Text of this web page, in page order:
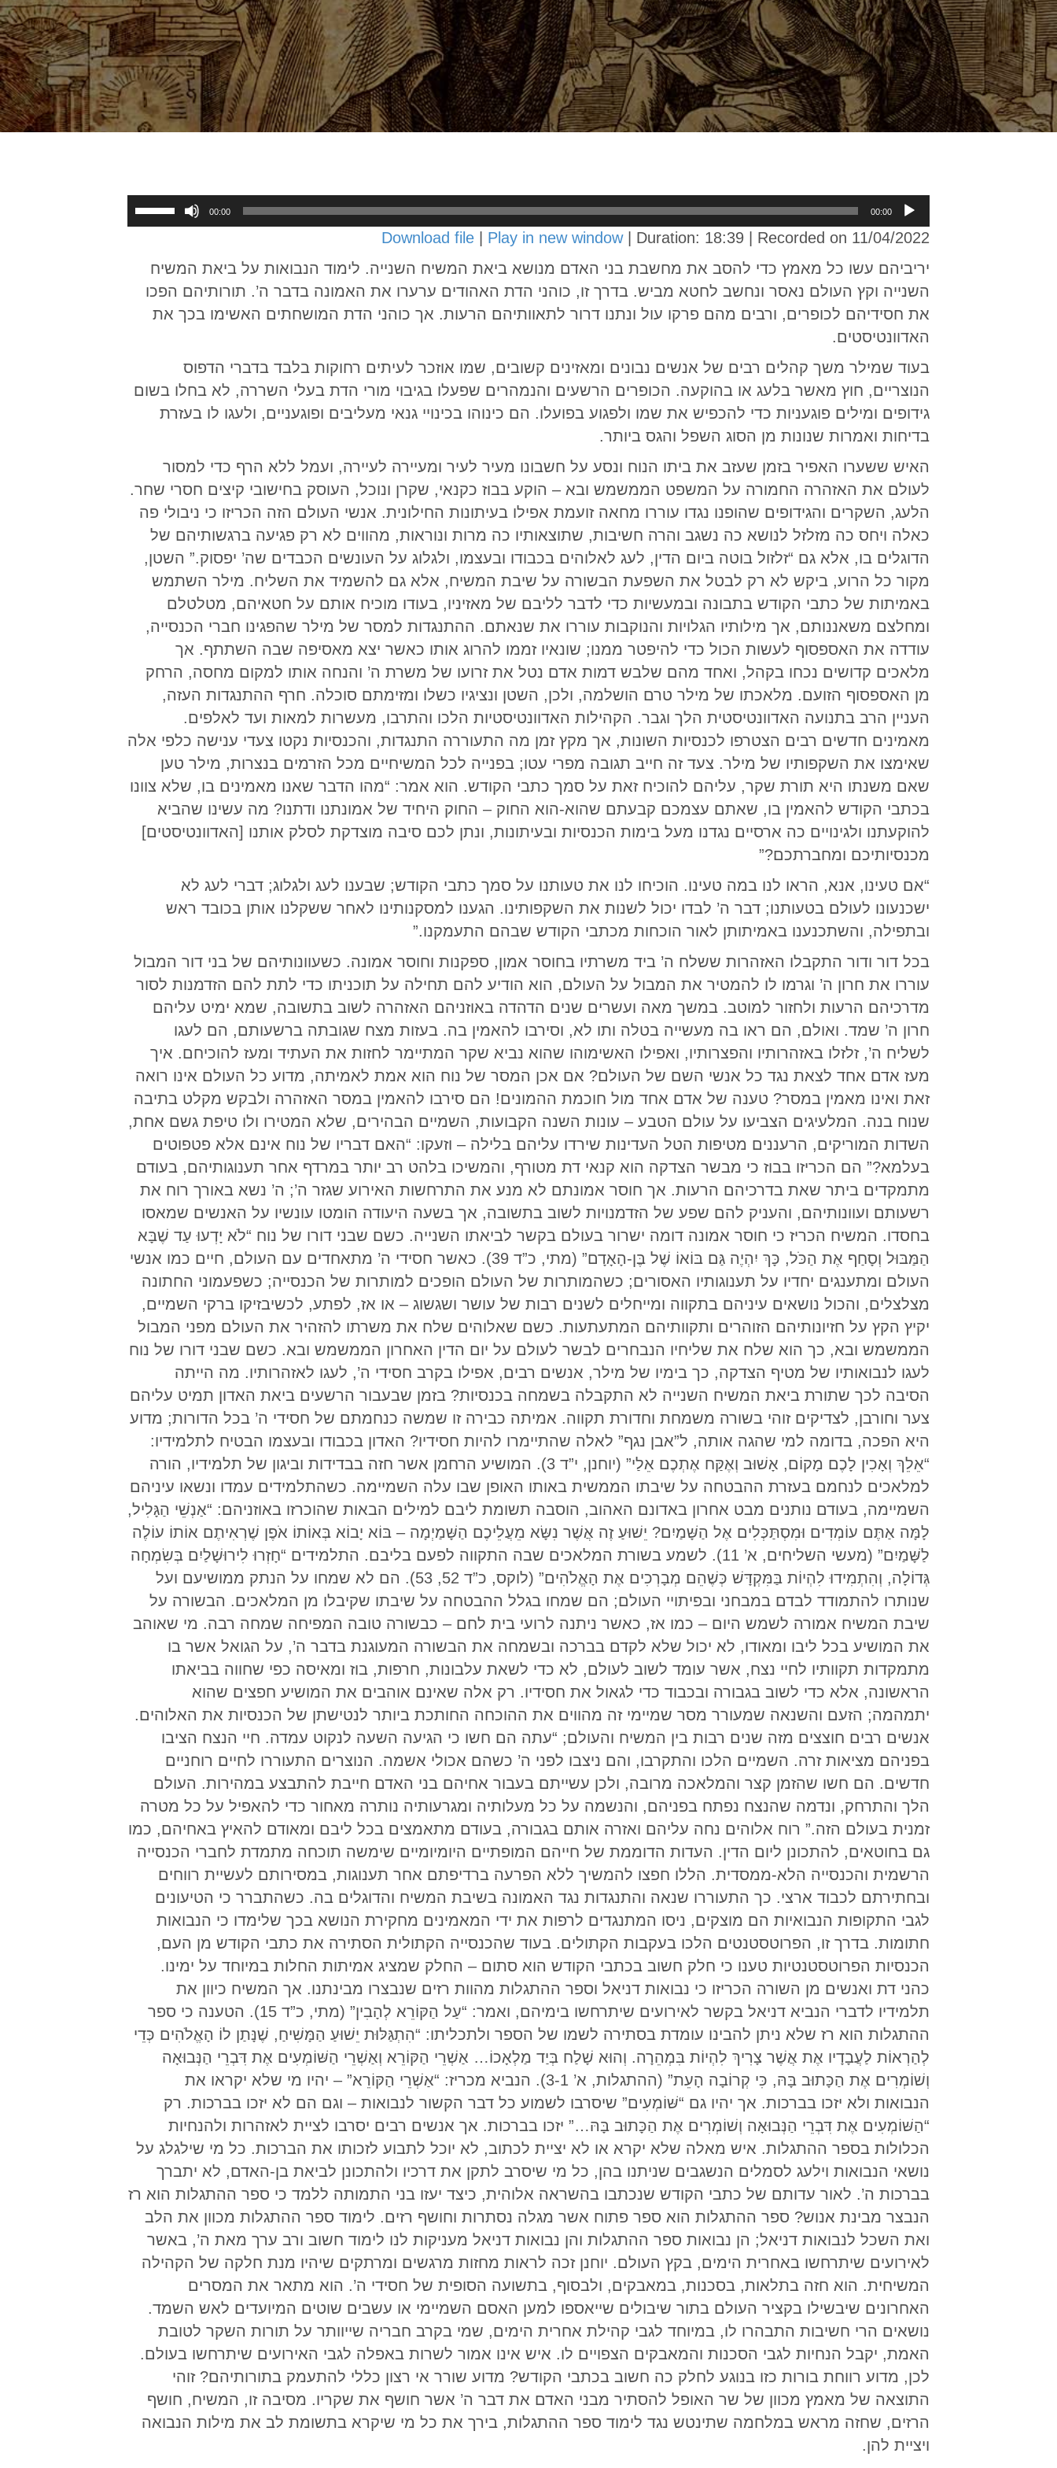
Audio
Player
00:00
00:00
Use
Up/Down
volume.
Download file Play in new window| Duration: 18:39
Recorded on 11/04/2022
יריביהם עשו כל מאמץ כדי להסב את מחשבת בני האדם מנושא ביאת המשיח השנייה. לימוד הנבואות על ביאת המשיח
השנייה וקץ העולם נאסר ונחשב לחטא מביש. בדרך זו, כוהני הדת האהודים ערערו את האמונה בדבר ה’. תורותיהם הפכו
את חסידיהם לכופרים, ורבים מהם פרקו עול ונתנו דרור לתאוותיהם הרעות. אך כוהני הדת המושחתים האשימו בכך את
האדוונטיסטים.
בעוד שמילר משך קהלים רבים של אנשים נבונים ומאזינים קשובים, שמו אוזכר לעיתים רחוקות בלבד בדברי הדפוס
הנוצריים, חוץ מאשר בלעג או בהוקעה. הכופרים הרשעים והנמהרים שפעלו בגיבוי מורי הדת בעלי השררה, לא בחלו בשום
גידופים ומילים פוגעניות כדי להכפיש את שמו ולפגוע בפועלו. הם כינוהו בכינויי גנאי מעליבים ופוגעניים, ולעגו לו בעזרת
בדיחות ואמרות שנונות מן הסוג השפל והגס ביותר.
האיש ששערו האפיר בזמן שעזב את ביתו הנוח ונסע על חשבונו מעיר לעיר ומעיירה לעיירה, ועמל ללא הרף כדי למסור
לעולם את האזהרה החמורה על המשפט הממשמש ובא – הוקע בבוז כקנאי, שקרן ונוכל, העוסק בחישובי קיצים חסרי שחר.
הלעג, השקרים והגידופים שהופנו נגדו עוררו מחאה זועמת אפילו בעיתונות החילונית. אנשי העולם הזה הכריזו כי ניבולי פה
כאלה ויחס כה מזלזל לנושא כה נשגב והרה חשיבות, שתוצאותיו כה מרות ונוראות, מהווים לא רק פגיעה ברגשותיהם של
הדוגלים בו, אלא גם “זלזול בוטה ביום הדין, לעג לאלוהים בכבודו ובעצמו, ולגלוג על העונשים הכבדים שה’ יפסוק.” השטן,
מקור כל הרוע, ביקש לא רק לבטל את השפעת הבשורה על שיבת המשיח, אלא גם להשמיד את השליח. מילר השתמש
באמיתות של כתבי הקודש בתבונה ובמעשיות כדי לדבר לליבם של מאזיניו, בעודו מוכיח אותם על חטאיהם, מטלטלם
ומחלצם משאננותם, אך מילותיו הגלויות והנוקבות עוררו את שנאתם. ההתנגדות למסר של מילר שהפגינו חברי הכנסייה,
עודדה את האספסוף לעשות הכול כדי להיפטר ממנו; שונאיו זממו להרוג אותו כאשר יצא מאסיפה שבה השתתף. אך
מלאכים קדושים נכחו בקהל, ואחד מהם שלבש דמות אדם נטל את זרועו של משרת ה’ והנחה אותו למקום מחסה, הרחק
מן האספסוף הזועם. מלאכתו של מילר טרם הושלמה, ולכן, השטן ונציגיו כשלו ומזימתם סוכלה. חרף ההתנגדות העזה,
העניין הרב בתנועה האדוונטיסטית הלך וגבר. הקהילות האדוונטיסטיות הלכו והתרבו, מעשרות למאות ועד לאלפים.
מאמינים חדשים רבים הצטרפו לכנסיות השונות, אך מקץ זמן מה התעוררה התנגדות, והכנסיות נקטו צעדי ענישה כלפי אלה
שאימצו את השקפותיו של מילר. צעד זה חייב תגובה מפרי עטו; בפנייה לכל המשיחיים מכל הזרמים בנצרות, מילר טען
שאם משנתו היא תורת שקר, עליהם להוכיח זאת על סמך כתבי הקודש. הוא אמר: “מהו הדבר שאנו מאמינים בו, שלא צוונו
בכתבי הקודש להאמין בו, שאתם עצמכם קבעתם שהוא-הוא החוק – החוק היחיד של אמונתנו ודתנו? מה עשינו שהביא
להוקעתנו ולגינויים כה ארסיים נגדנו מעל בימות הכנסיות ובעיתונות, ונתן לכם סיבה מוצדקת לסלק אותנו [האדוונטיסטים]
מכנסיותיכם ומחברתכם?”
“אם טעינו, אנא, הראו לנו במה טעינו. הוכיחו לנו את טעותנו על סמך כתבי הקודש; שבענו לעג ולגלוג; דברי לעג לא
ישכנעונו לעולם בטעותנו; דבר ה’ לבדו יכול לשנות את השקפותינו. הגענו למסקנותינו לאחר ששקלנו אותן בכובד ראש
ובתפילה, והשתכנענו באמיתותן לאור הוכחות מכתבי הקודש שבהם התעמקנו.”
בכל דור ודור התקבלו האזהרות ששלח ה’ ביד משרתיו בחוסר אמון, ספקנות וחוסר אמונה. כשעוונותיהם של בני דור המבול
עוררו את חרון ה’ וגרמו לו להמטיר את המבול על העולם, הוא הודיע להם תחילה על תוכניתו כדי לתת להם הזדמנות לסור
מדרכיהם הרעות ולחזור למוטב. במשך מאה ועשרים שנים הדהדה באוזניהם האזהרה לשוב בתשובה, שמא ימיט עליהם
חרון ה’ שמד. ואולם, הם ראו בה מעשייה בטלה ותו לא, וסירבו להאמין בה. בעזות מצח שגובתה ברשעותם, הם לעגו
לשליח ה’, זלזלו באזהרותיו והפצרותיו, ואפילו האשימוהו שהוא נביא שקר המתיימר לחזות את העתיד ומעז להוכיחם. איך
מעז אדם אחד לצאת נגד כל אנשי השם של העולם? אם אכן המסר של נוח הוא אמת לאמיתה, מדוע כל העולם אינו רואה
זאת ואינו מאמין במסר? טענה של אדם אחד מול חוכמת ההמונים! הם סירבו להאמין במסר האזהרה ולבקש מקלט בתיבה
שנוח בנה. המלעיגים הצביעו על עולם הטבע – עונות השנה הקבועות, השמיים הבהירים, שלא המטירו ולו טיפת גשם אחת,
השדות המוריקים, הרעננים מטיפות הטל העדינות שירדו עליהם בלילה – וזעקו: “האם דבריו של נוח אינם אלא פטפוטים
בעלמא?” הם הכריזו בבוז כי מבשר הצדקה הוא קנאי דת מטורף, והמשיכו בלהט רב יותר במרדף אחר תענוגותיהם, בעודם
מתמקדים ביתר שאת בדרכיהם הרעות. אך חוסר אמונתם לא מנע את התרחשות האירוע שגזר ה’; ה’ נשא באורך רוח את
רשעותם ועוונותיהם, והעניק להם שפע של הזדמנויות לשוב בתשובה, אך בשעה היעודה הומטו עונשיו על האנשים שמאסו
בחסדו. המשיח הכריז כי חוסר אמונה דומה ישרור בעולם בקשר לביאתו השנייה. כשם שבני דורו של נוח “לֹא יָדְעוּ עַד שֶׁבָּא
הַמַּבּוּל וְסָחַף אֶת הַכֹּל, כָּךְ יִהְיֶה גַּם בּוֹאוֹ שֶׁל בֶּן-הָאָדָם” (מתי, כ”ד 39). כאשר חסידי ה’ מתאחדים עם העולם, חיים כמו אנשי
העולם ומתענגים יחדיו על תענוגותיו האסורים; כשהמותרות של העולם הופכים למותרות של הכנסייה; כשפעמוני החתונה
מצלצלים, והכול נושאים עיניהם בתקווה ומייחלים לשנים רבות של עושר ושגשוג – או אז, לפתע, לכשיבזיקו ברקי השמיים,
יקיץ הקץ על חזיונותיהם הזוהרים ותקוותיהם המתעתעות. כשם שאלוהים שלח את משרתו להזהיר את העולם מפני המבול
הממשמש ובא, כך הוא שלח את שליחיו הנבחרים לבשר לעולם על יום הדין האחרון הממשמש ובא. כשם שבני דורו של נוח
לעגו לנבואותיו של מטיף הצדקה, כך בימיו של מילר, אנשים רבים, אפילו בקרב חסידי ה’, לעגו לאזהרותיו. מה הייתה
הסיבה לכך שתורת ביאת המשיח השנייה לא התקבלה בשמחה בכנסיות? בזמן שבעבור הרשעים ביאת האדון תמיט עליהם
צער וחורבן, לצדיקים זוהי בשורה משמחת וחדורת תקווה. אמיתה כבירה זו שמשה כנחמתם של חסידי ה’ בכל הדורות; מדוע
היא הפכה, בדומה למי שהגה אותה, ל”אבן נגף” לאלה שהתיימרו להיות חסידיו? האדון בכבודו ובעצמו הבטיח לתלמידיו:
“אֵלֵךְ וְאָכִין לָכֶם מָקוֹם, אָשׁוּב וְאֶקַּח אֶתְכֶם אֵלַי” (יוחנן, י”ד 3). המושיע הרחמן אשר חזה בבדידות וביגון של תלמידיו, הורה
למלאכים לנחמם בעזרת ההבטחה על שיבתו הממשית באותו האופן שבו עלה השמיימה. כשהתלמידים עמדו ונשאו עיניהם
השמיימה, בעודם נותנים מבט אחרון באדונם האהוב, הוסבה תשומת ליבם למילים הבאות שהוכרזו באוזניהם: “אַנְשֵׁי הַגָּלִיל,
לָמָּה אַתֶּם עוֹמְדִים וּמִסְתַּכְּלִים אֶל הַשָּׁמַיִם? יֵשׁוּעַ זֶה אֲשֶׁר נִשָּׂא מֵעֲלֵיכֶם הַשָּׁמַיְמָה – בּוֹא יָבוֹא בְּאוֹתוֹ אֹפֶן שֶׁרְאִיתֶם אוֹתוֹ עוֹלֶה
לַשָּׁמַיִם” (מעשי השליחים, א’ 11). לשמע בשורת המלאכים שבה התקווה לפעם בליבם. התלמידים “חָזְרוּ לִירוּשָׁלַיִם בְּשִׂמְחָה
גְּדוֹלָה, וְהִתְמִידוּ לִהְיוֹת בַּמִּקְדָּשׁ כְּשֶׁהֵם מְבָרְכִים אֶת הָאֱלֹהִים” (לוקס, כ”ד 52, 53). הם לא שמחו על הנתק ממושיעם ועל
שנותרו להתמודד לבדם במבחני ובפיתויי העולם; הם שמחו בגלל ההבטחה על שיבתו שקיבלו מן המלאכים. הבשורה על
שיבת המשיח אמורה לשמש היום – כמו אז, כאשר ניתנה לרועי בית לחם – כבשורה טובה המפיחה שמחה רבה. מי שאוהב
את המושיע בכל ליבו ומאודו, לא יכול שלא לקדם בברכה ובשמחה את הבשורה המעוגנת בדבר ה’, על הגואל אשר בו
מתמקדות תקוותיו לחיי נצח, אשר עומד לשוב לעולם, לא כדי לשאת עלבונות, חרפות, בוז ומאיסה כפי שחווה בביאתו
הראשונה, אלא כדי לשוב בגבורה ובכבוד כדי לגאול את חסידיו. רק אלה שאינם אוהבים את המושיע חפצים שהוא
יתמהמה; הזעם והשנאה שמעורר מסר שמיימי זה מהווים את ההוכחה החותכת ביותר לנטישתן של הכנסיות את האלוהים.
אנשים רבים חוצצים מזה שנים רבות בין המשיח והעולם; “עתה הם חשו כי הגיעה השעה לנקוט עמדה. חיי הנצח הציבו
בפניהם מציאות זרה. השמיים הלכו והתקרבו, והם ניצבו לפני ה’ כשהם אכולי אשמה. הנוצרים התעוררו לחיים רוחניים
חדשים. הם חשו שהזמן קצר והמלאכה מרובה, ולכן עשייתם בעבור אחיהם בני האדם חייבת להתבצע במהירות. העולם
הלך והתרחק, ונדמה שהנצח נפתח בפניהם, והנשמה על כל מעלותיה ומגרעותיה נותרה מאחור כדי להאפיל על כל מטרה
זמנית בעולם הזה.” רוח אלוהים נחה עליהם ואזרה אותם בגבורה, בעודם מתאמצים בכל ליבם ומאודם להאיץ באחיהם, כמו
גם בחוטאים, להתכונן ליום הדין. העדות הדוממת של חייהם המופתיים היומיומיים שימשה תוכחה מתמדת לחברי הכנסייה
הרשמית והכנסייה הלא-ממסדית. הללו חפצו להמשיך ללא הפרעה ברדיפתם אחר תענוגות, במסירותם לעשיית רווחים
ובחתירתם לכבוד ארצי. כך התעוררו שנאה והתנגדות נגד האמונה בשיבת המשיח והדוגלים בה. כשהתברר כי הטיעונים
לגבי התקופות הנבואיות הם מוצקים, ניסו המתנגדים לרפות את ידי המאמינים מחקירת הנושא בכך שלימדו כי הנבואות
חתומות. בדרך זו, הפרוטסטנטים הלכו בעקבות הקתולים. בעוד שהכנסייה הקתולית הסתירה את כתבי הקודש מן העם,
הכנסיות הפרוטסטנטיות טענו כי חלק חשוב בכתבי הקודש הוא סתום – החלק שמציג אמיתות החלות במיוחד על ימינו.
כהני דת ואנשים מן השורה הכריזו כי נבואות דניאל וספר ההתגלות מהוות רזים שנבצרו מבינתנו. אך המשיח כיוון את
תלמידיו לדברי הנביא דניאל בקשר לאירועים שיתרחשו בימיהם, ואמר: “עַל הַקּוֹרֵא לְהָבִין” (מתי, כ”ד 15). הטענה כי ספר
ההתגלות הוא רז שלא ניתן להבינו עומדת בסתירה לשמו של הספר ולתכליתו: “הִתְגַּלּוּת יֵשׁוּעַ הַמָּשִׁיחַ, שֶׁנָּתַן לוֹ הָאֱלֹהִים כְּדֵי
לְהַרְאוֹת לַעֲבָדָיו אֶת אֲשֶׁר צָרִיךְ לִהְיוֹת בִּמְהֵרָה. וְהוּא שָׁלַח בְּיַד מַלְאָכוֹ… אַשְׁרֵי הַקּוֹרֵא וְאַשְׁרֵי הַשּׁוֹמְעִים אֶת דִּבְרֵי הַנְּבוּאָה
וְשׁוֹמְרִים אֶת הַכָּתוּב בָּהּ, כִּי קְרוֹבָה הָעֵת” (ההתגלות, א’ 3-1). הנביא מכריז: “אַשְׁרֵי הַקּוֹרֵא” – יהיו מי שלא יקראו את
הנבואות ולא יזכו בברכות. אך יהיו גם “שּׁוֹמְעִים” שיסרבו לשמוע כל דבר הקשור לנבואות – וגם הם לא יזכו בברכות. רק
“הַשּׁוֹמְעִים אֶת דִּבְרֵי הַנְּבוּאָה וְשׁוֹמְרִים אֶת הַכָּתוּב בָּהּ…” יזכו בברכות. אך אנשים רבים יסרבו לציית לאזהרות ולהנחיות
הכלולות בספר ההתגלות. איש מאלה שלא יקרא או לא יציית לכתוב, לא יוכל לתבוע לזכותו את הברכות. כל מי שילגלג על
נושאי הנבואות וילעג לסמלים הנשגבים שניתנו בהן, כל מי שיסרב לתקן את דרכיו ולהתכונן לביאת בן-האדם, לא יתברך
בברכות ה’. לאור עדותם של כתבי הקודש שנכתבו בהשראה אלוהית, כיצד יעזו בני התמותה ללמד כי ספר ההתגלות הוא רז
הנבצר מבינת אנוש? ספר ההתגלות הוא ספר פתוח אשר מגלה נסתרות וחושף רזים. לימוד ספר ההתגלות מכוון את הלב
ואת השכל לנבואות דניאל; הן נבואות ספר ההתגלות והן נבואות דניאל מעניקות לנו לימוד חשוב ורב ערך מאת ה’, באשר
לאירועים שיתרחשו באחרית הימים, בקץ העולם. יוחנן זכה לראות מחזות מרגשים ומרתקים שיהיו מנת חלקה של הקהילה
המשיחית. הוא חזה בתלאות, בסכנות, במאבקים, ולבסוף, בתשועה הסופית של חסידי ה’. הוא מתאר את המסרים
האחרונים שיבשילו בקציר העולם בתור שיבולים שייאספו למען האסם השמיימי או עשבים שוטים המיועדים לאש השמד.
נושאים הרי חשיבות התבהרו לו, במיוחד לגבי קהילת אחרית הימים, שמי בקרב חבריה שייוותר על תורות השקר לטובת
האמת, יקבל הנחיות לגבי הסכנות והמאבקים הצפויים לו. איש אינו אמור לשרות באפלה לגבי האירועים שיתרחשו בעולם.
לכן, מדוע רווחת בורות כזו בנוגע לחלק כה חשוב בכתבי הקודש? מדוע שורר אי רצון כללי להתעמק בתורותיהם? זוהי
התוצאה של מאמץ מכוון של שר האופל להסתיר מבני האדם את דבר ה’ אשר חושף את שקריו. מסיבה זו, המשיח, חושף
הרזים, שחזה מראש במלחמה שתינטש נגד לימוד ספר ההתגלות, בירך את כל מי שיקרא בתשומת לב את מילות הנבואה
ויציית להן.